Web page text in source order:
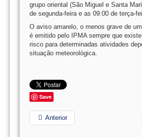
grupo oriental (São Miguel e Santa
de segunda-feira e as 09:00 de terça-
O aviso amarelo, o menos grave de
é emitido pelo IPMA sempre que
risco para determinadas atividades
situação meteorológica.
Save
Anterior